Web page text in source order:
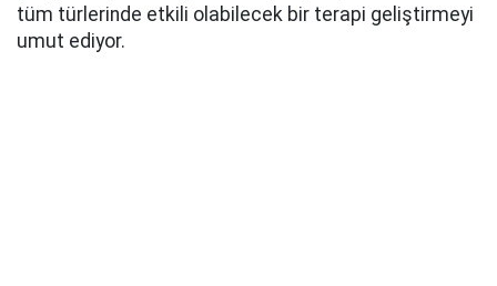
tüm türlerinde etkili olabilecek bir terapi geliştirmeyi
umut ediyor.